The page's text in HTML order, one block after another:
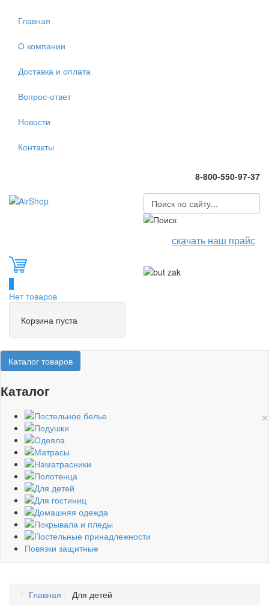
Главная
О компании
Доставка и оплата
Вопрос-ответ
Новости
Контакты
8-800-550-97-37
скачать наш прайс
Нет товаров
Корзина пуста
Каталог товаров
Каталог
×
Постельное белье
Подушки
Одеяла
Матрасы
Наматрасники
Полотенца
Для детей
Для гостиниц
Домашняя одежда
Покрывала и пледы
Постельные принадлежности
Повязки защитные
Главная Для детей